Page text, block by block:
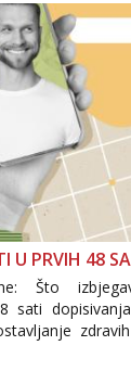
U PRVIH 48
Što
sati
prebrzo